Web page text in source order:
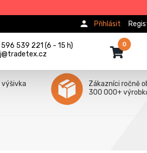
Přihlásit
539 221 (6 - 15 h)
0
výšivka
Zákazníci ročně
300 000+